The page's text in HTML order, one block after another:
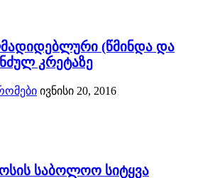
(წმინდა და
კრეტაზე
ივნისი 20, 2016
საბოლოო სიტყვა